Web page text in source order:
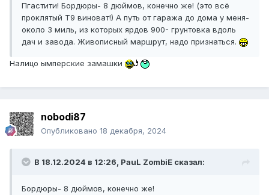
Пгастити! Бордюры- 8 дюймов, конечно же! (это всё
проклятый Т9 виноват!) А путь от гаража до дома у меня-
около 3 миль, из которых ярдов 900- грунтовка вдоль
дач и завода. Живописный маршрут, надо признаться.
Налицо ымперские замашки
nobodi87
Опубликовано 18 декабря, 2024
В 18.12.2024 в 12:26, PauL ZombiE сказал:
Бордюры- 8 дюймов, конечно же!